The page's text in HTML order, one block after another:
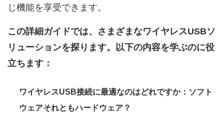
じ機能を享受できます。
この詳細ガイドでは、さまざまなワイヤレスUSBソ
リューションを探ります。以下の内容を学ぶのに役
立ちます：
ワイヤレスUSB接続に最適なのはどれですか：ソフト
ウェアそれともハードウェア？